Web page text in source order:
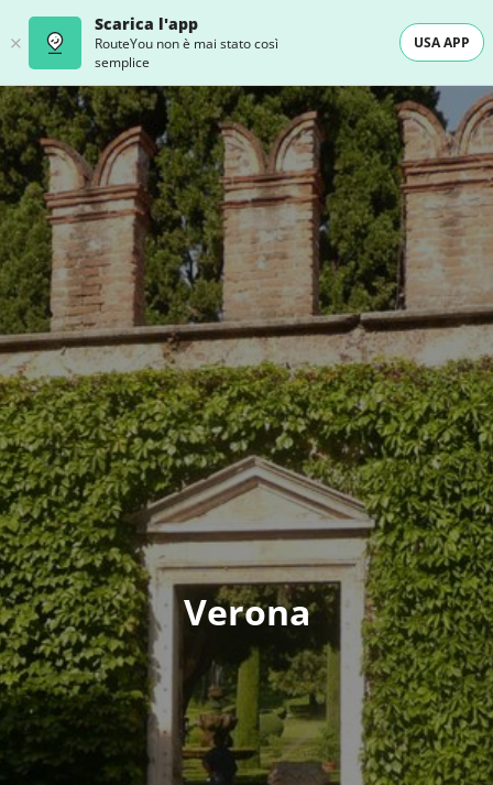
Scarica l'app
RouteYou non è mai stato così
semplice
USA APP
Verona